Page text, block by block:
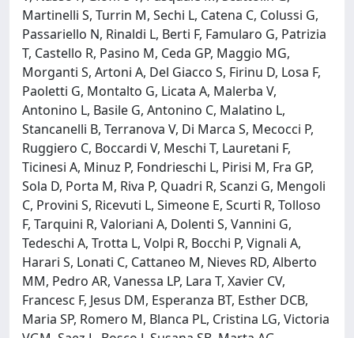
Martinelli S, Turrin M, Sechi L, Catena C, Colussi G,
Passariello N, Rinaldi L, Berti F, Famularo G, Patrizia
T, Castello R, Pasino M, Ceda GP, Maggio MG,
Morganti S, Artoni A, Del Giacco S, Firinu D, Losa F,
Paoletti G, Montalto G, Licata A, Malerba V,
Antonino L, Basile G, Antonino C, Malatino L,
Stancanelli B, Terranova V, Di Marca S, Mecocci P,
Ruggiero C, Boccardi V, Meschi T, Lauretani F,
Ticinesi A, Minuz P, Fondrieschi L, Pirisi M, Fra GP,
Sola D, Porta M, Riva P, Quadri R, Scanzi G, Mengoli
C, Provini S, Ricevuti L, Simeone E, Scurti R, Tolloso
F, Tarquini R, Valoriani A, Dolenti S, Vannini G,
Tedeschi A, Trotta L, Volpi R, Bocchi P, Vignali A,
Harari S, Lonati C, Cattaneo M, Nieves RD, Alberto
MM, Pedro AR, Vanessa LP, Lara T, Xavier CV,
Francesc F, Jesus DM, Esperanza BT, Esther DCB,
Maria SP, Romero M, Blanca PL, Cristina LG, Victoria